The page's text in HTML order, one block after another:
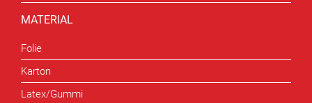
MATERIAL
Folie
Karton
Latex/Gummi